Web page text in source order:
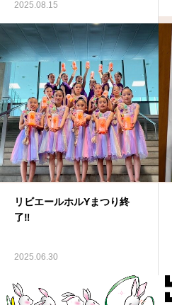
2025.08.15
リビエールホルYまつり終
了‼
2025.06.30